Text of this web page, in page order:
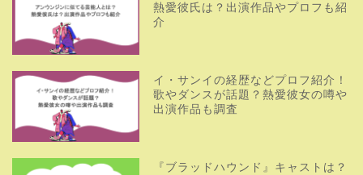
熱愛彼氏は？出演作品やプロフも紹
介
イ・サンイの経歴などプロフ紹介！
歌やダンスが話題？熱愛彼女の噂や
出演作品も調査
『ブラッドハウンド』キャストは？